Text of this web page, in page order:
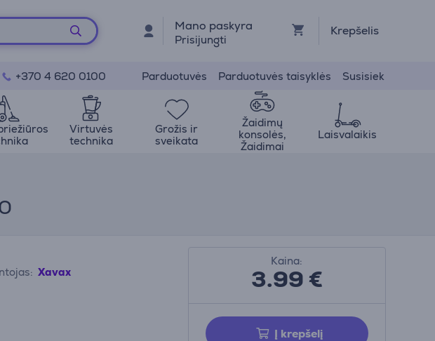
Mano paskyra
Prisijungti
Krepšelis
+370 4 620 0100 Parduotuvės Parduotuvės taisyklės Susisiek
Virtuvės
technika
Grožis ir
sveikata
Žaidimų
konsolės,
Žaidimai
Laisvalaikis
Xavax
Kaina:
3.99€
Į krepšelį